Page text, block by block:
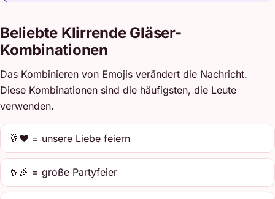
Beliebte Klirrende Gläser-
Kombinationen
Das Kombinieren von Emojis verändert die Nachricht.
Diese Kombinationen sind die häufigsten, die Leute
verwenden.
🥂❤️ = unsere Liebe feiern
🥂🎉 = große Partyfeier